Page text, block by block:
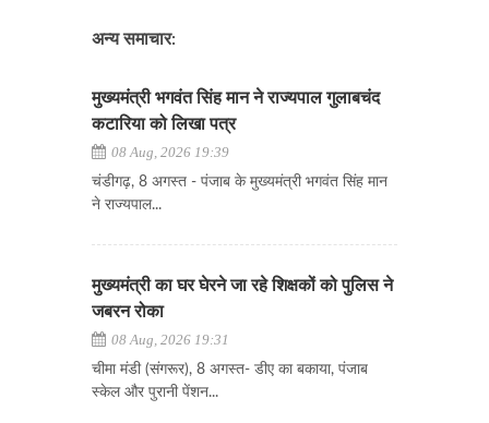
अन्य समाचार:
मुख्यमंत्री भगवंत सिंह मान ने राज्यपाल गुलाबचंद
कटारिया को लिखा पत्र
08 Aug, 2026 19:39
चंडीगढ़, 8 अगस्त - पंजाब के मुख्यमंत्री भगवंत सिंह मान
ने राज्यपाल...
मुख्यमंत्री का घर घेरने जा रहे शिक्षकों को पुलिस ने
जबरन रोका
08 Aug, 2026 19:31
चीमा मंडी (संगरूर), 8 अगस्त- डीए का बकाया, पंजाब
स्केल और पुरानी पेंशन...